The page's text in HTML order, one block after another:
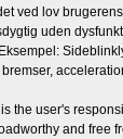
ved lov
uden
the user's
and free